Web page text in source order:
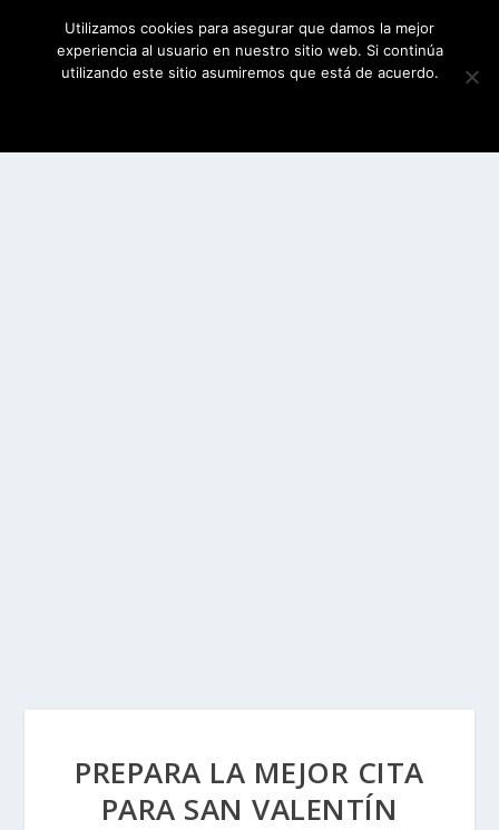
PREPARA LA MEJOR CITA
PARA SAN VALENTÍN
Utilizamos cookies para asegurar que damos la mejor
experiencia al usuario en nuestro sitio web. Si continúa
utilizando este sitio asumiremos que está de acuerdo.